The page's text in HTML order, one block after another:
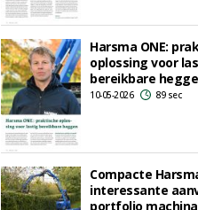
Harsma ONE:
oplossing voor
bereikbare
10-05-2026 89 sec
Compacte
interessante
portfolio